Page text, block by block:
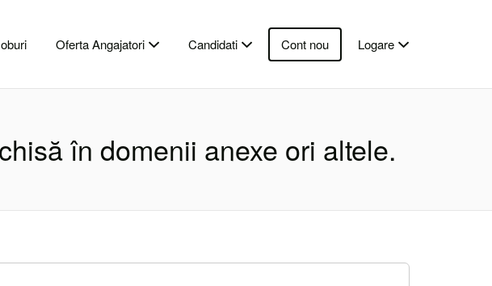
Oferta Angajatori Candidati Cont nou Logare
în domenii anexe ori altele.